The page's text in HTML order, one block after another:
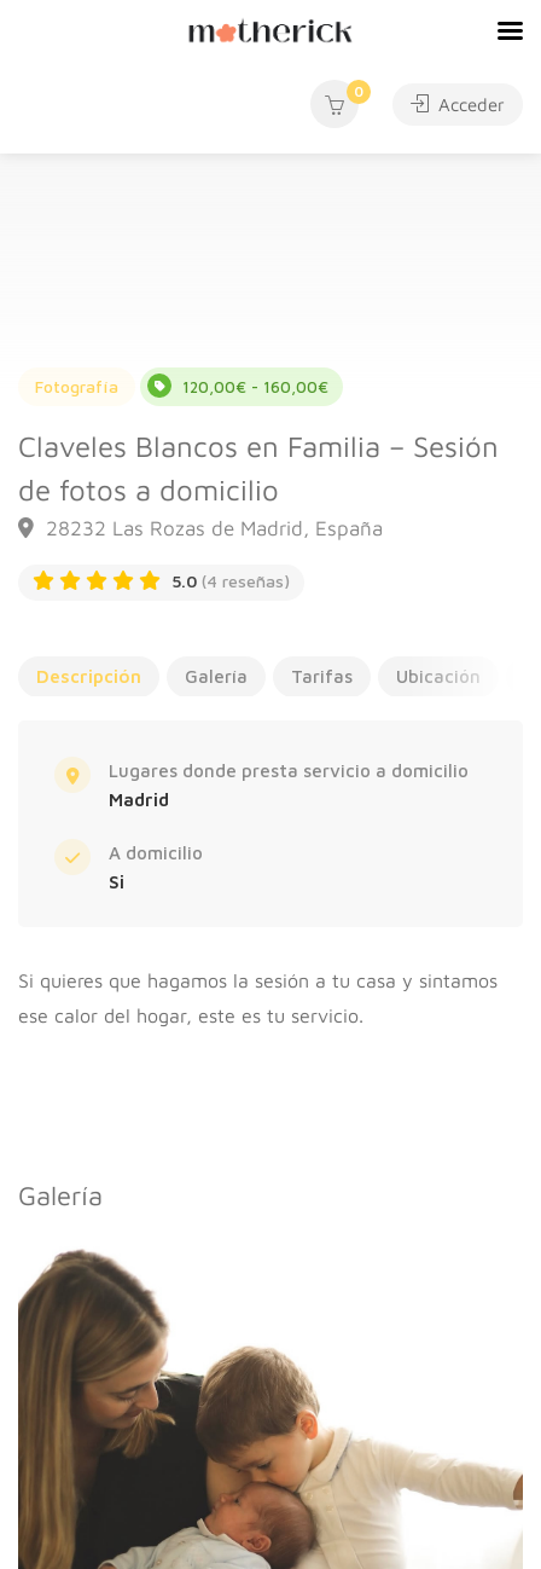
0
Acceder
Fotografía 120,00€ - 160,00€
Claveles Blancos en Familia – Sesión
de fotos a domicilio
28232 Las Rozas de Madrid, España
5.0 (4 reseñas)
Descripción Galería Tarifas Ubicación
Lugares donde presta servicio a domicilio
Madrid
A domicilio
Si
Si quieres que hagamos la sesión a tu casa y sintamos
ese calor del hogar, este es tu servicio.
Galería